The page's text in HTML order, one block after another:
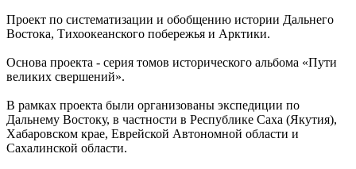
Проект по систематизации и обобщению истории Дальнего
Востока, Тихоокеанского побережья и Арктики.
Основа проекта - серия томов исторического альбома «Пути
великих свершений».
В рамках проекта были организованы экспедиции по
Дальнему Востоку, в частности в Республике Саха (Якутия),
Хабаровском крае, Еврейской Автономной области и
Сахалинской области.